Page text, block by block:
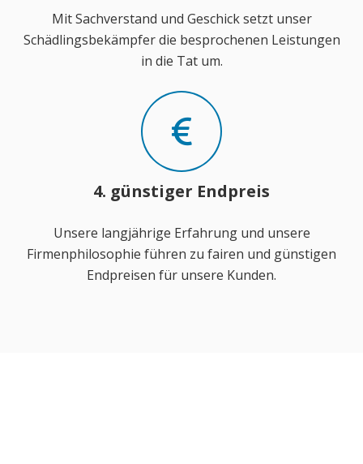
Mit Sachverstand und Geschick setzt unser
Schädlingsbekämpfer die besprochenen Leistungen
in die Tat um.
4. günstiger Endpreis
Unsere langjährige Erfahrung und unsere
Firmenphilosophie führen zu fairen und günstigen
Endpreisen für unsere Kunden.